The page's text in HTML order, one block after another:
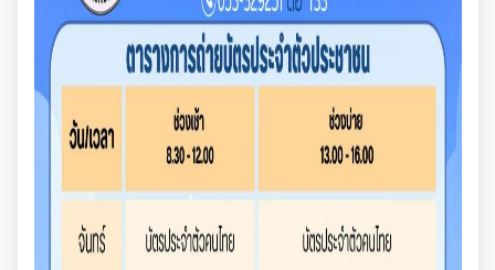
มติ ก.ท.จ.เชียงใหม่
การเลื่อนขั้นเงินเดือน
สวัสดิการพนักงานส่วนท้องถิ่น
ความรู้เกี่ยวกับการแต่งเครื่องแบบข้าราชการ
หลักเกณฑ์การลา
ข้อมูลสถิติการให้บริการ
รายงานผลการสำรวจความพึงพอใจการให้บริการ
E-SERVICE
นโยบายคุ้มครองข้อมูลส่วนบุคคล
โอนงบประมาณรายจ่ายประจำปี
โอนงบประมาณรายจ่ายประจำปี
แผนการใช้จ่ายงบประมาณประจำปี
รายงานการใช้จ่ายงบประมาณประจำปี รอบ 6 เดือน
การจัดซื้อจัดจ้างหรือการจัดหาพัสดุ
แผนการจัดซื้อจัดจ้างหรือแผนการจัดหาพัสดุ
สรุปผลการจัดซื้อจัดจ้าง หรือการจัดหาพัสดุรายเดือน
แผนอัตรากำลัง 3 ปี
การบริหารและพัฒนาทรัพยากรบุคคล